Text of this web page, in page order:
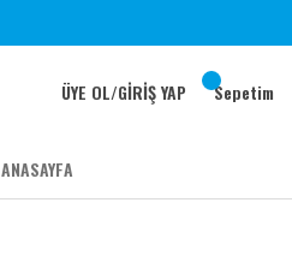
ÜYE OL/GİRİŞ YAP Sepetim
ANASAYFA